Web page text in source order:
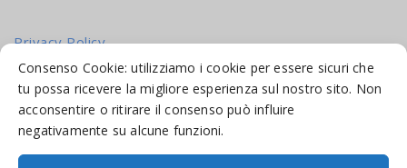
Consenso Cookie: utilizziamo i cookie per essere sicuri che
tu possa ricevere la migliore esperienza sul nostro sito. Non
acconsentire o ritirare il consenso può influire
negativamente su alcune funzioni.
Privacy Policy
Cookie Policy